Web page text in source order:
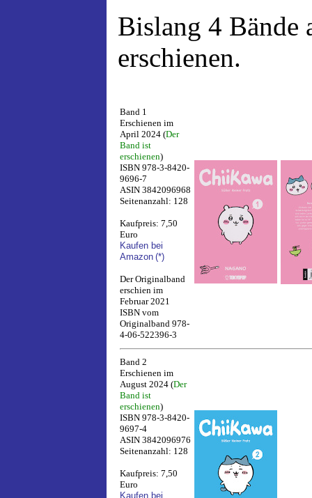
Bislang 4 Bände
erschienen.
Band 1
Erschienen im
April 2024 (Der
Band ist
erschienen)
ISBN 978-3-8420-
9696-7
ASIN 3842096968
Seitenanzahl: 128
Kaufpreis: 7,50
Euro
Kaufen bei
Amazon (*)
Der Originalband
erschien im
Februar 2021
ISBN vom
Originalband 978-
4-06-522396-3
Band 2
Erschienen im
August 2024 (Der
Band ist
erschienen)
ISBN 978-3-8420-
9697-4
ASIN 3842096976
Seitenanzahl: 128
Kaufpreis: 7,50
Euro
Kaufen bei